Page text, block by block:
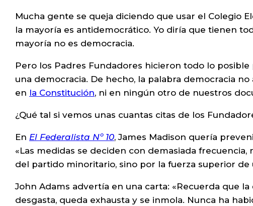
Mucha gente se queja diciendo que usar el Colegio
la mayoría es antidemocrático. Yo diría que tienen
mayoría no es democracia.
Pero los Padres Fundadores hicieron todo lo
una democracia. De hecho, la palabra democracia no
en la Constitución, ni en ningún otro de nuestros
¿Qué tal si vemos unas cuantas citas de los
En El Federalista Nº 10, James Madison quería
«Las medidas se deciden con demasiada
del partido minoritario, sino por la fuerza superior
John Adams advertía en una carta: «Recuerda que
desgasta, queda exhausta y se inmola. Nunca ha